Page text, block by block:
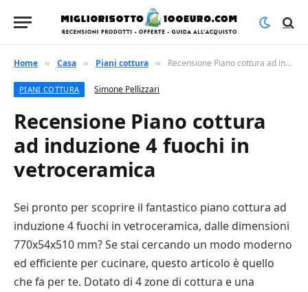
Home » Casa » Piani cottura » Recensione Piano cottura ad induzione 4 fuochi in vetroceramica
PIANI COTTURA Simone Pellizzari
Recensione Piano cottura
ad induzione 4 fuochi in
vetroceramica
Sei pronto per scoprire il fantastico piano cottura ad
induzione 4 fuochi in vetroceramica, dalle dimensioni
770x54x510 mm? Se stai cercando un modo moderno
ed efficiente per cucinare, questo articolo è quello
che fa per te. Dotato di 4 zone di cottura e una